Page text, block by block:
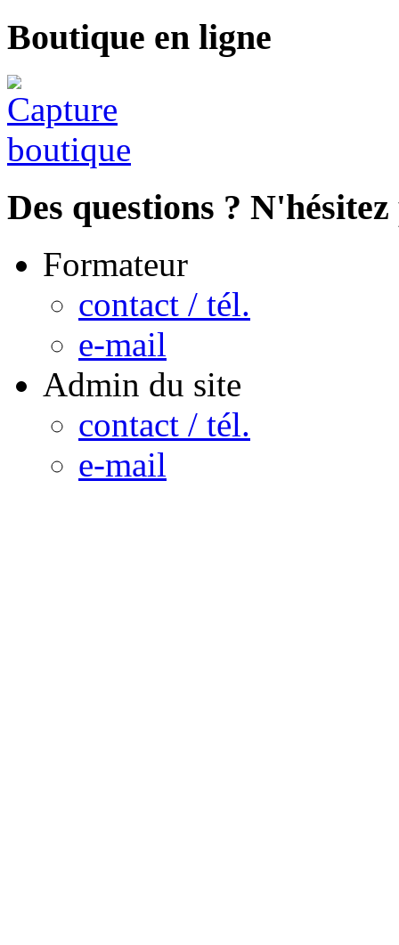
Boutique en ligne
Des questions ?
Formateur
contact / tél.
e-mail
Admin du site
contact / tél.
e-mail